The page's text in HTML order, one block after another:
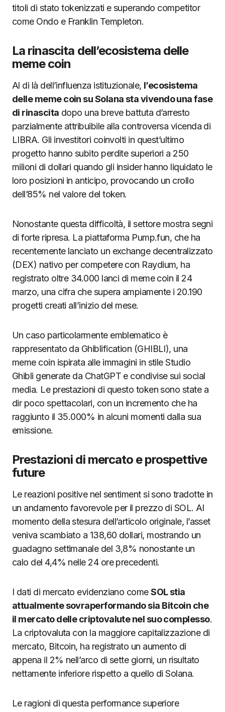
titoli di stato tokenizzati e superando competitor
come Ondo e Franklin Templeton.
La rinascita dell’ecosistema delle
meme coin
Al di là dell’influenza istituzionale, l’ecosistema
delle meme coin su Solana sta vivendo una fase
di rinascita dopo una breve battuta d’arresto
parzialmente attribuibile alla controversa vicenda di
LIBRA. Gli investitori coinvolti in quest’ultimo
progetto hanno subito perdite superiori a 250
milioni di dollari quando gli insider hanno liquidato le
loro posizioni in anticipo, provocando un crollo
dell’85% nel valore del token.
Nonostante questa difficoltà, il settore mostra segni
di forte ripresa. La piattaforma Pump.fun, che ha
recentemente lanciato un exchange decentralizzato
(DEX) nativo per competere con Raydium, ha
registrato oltre 34.000 lanci di meme coin il 24
marzo, una cifra che supera ampiamente i 20.190
progetti creati all’inizio del mese.
Un caso particolarmente emblematico è
rappresentato da Ghiblification (GHIBLI), una
meme coin ispirata alle immagini in stile Studio
Ghibli generate da ChatGPT e condivise sui social
media. Le prestazioni di questo token sono state a
dir poco spettacolari, con un incremento che ha
raggiunto il 35.000% in alcuni momenti dalla sua
emissione.
Prestazioni di mercato e prospettive
future
Le reazioni positive nel sentiment si sono tradotte in
un andamento favorevole per il prezzo di SOL. Al
momento della stesura dell’articolo originale, l’asset
veniva scambiato a 138,60 dollari, mostrando un
guadagno settimanale del 3,8% nonostante un
calo del 4,4% nelle 24 ore precedenti.
I dati di mercato evidenziano comeSOL stia
attualmente sovraperformando sia Bitcoin che
il mercato delle criptovalute nel suo complesso.
La criptovaluta con la maggiore capitalizzazione di
mercato, Bitcoin, ha registrato un aumento di
appena il 2% nell’arco di sette giorni, un risultato
nettamente inferiore rispetto a quello di Solana.
Le ragioni di questa performance superiore